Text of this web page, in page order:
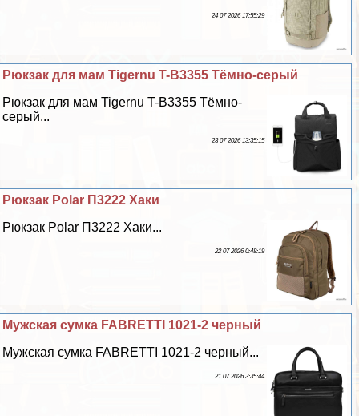
24 07 2026 17:55:29
Рюкзак для мам Tigernu T-B3355 Тёмно-серый
Рюкзак для мам Tigernu T-B3355 Тёмно-
серый...
23 07 2026 13:35:15
Рюкзак Polar П3222 Хаки
Рюкзак Polar П3222 Хаки...
22 07 2026 0:48:19
Мужская сумка FABRETTI 1021-2 черный
Мужская сумка FABRETTI 1021-2 черный...
21 07 2026 3:35:44